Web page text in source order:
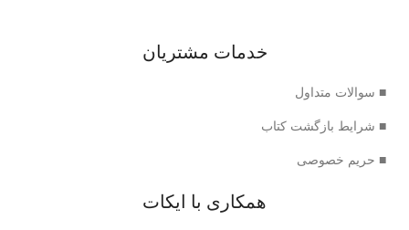
خدمات مشتریان
■ سوالات متداول
■ شرایط بازگشت کتاب
■ حریم خصوصی
همکاری با ایکات